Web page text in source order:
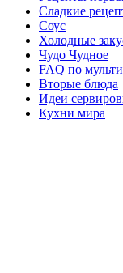
Сладкие
Соус
Холодные
Чудо Чудное
FAQ по
Вторые блюда
Идеи
Кухни мира